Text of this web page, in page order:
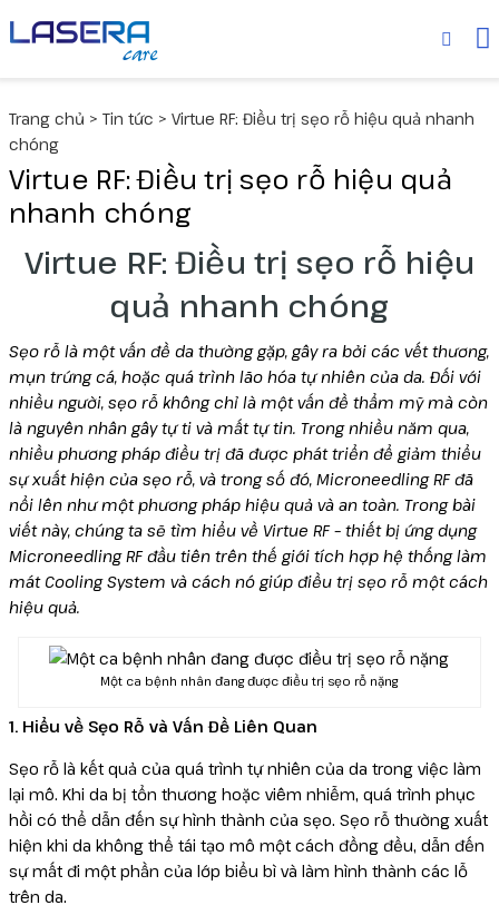
Trang chủ > Tin tức > Virtue RF: Điều trị sẹo rỗ hiệu quả nhanh
chóng
Virtue RF: Điều trị sẹo rỗ hiệu quả
nhanh chóng
Virtue RF: Điều trị sẹo rỗ hiệu
quả nhanh chóng
Sẹo rỗ là một vấn đề da thường gặp, gây ra bởi các vết thương,
mụn trứng cá, hoặc quá trình lão hóa tự nhiên của da. Đối với
nhiều người, sẹo rỗ không chỉ là một vấn đề thẩm mỹ mà còn
là nguyên nhân gây tự ti và mất tự tin. Trong nhiều năm qua,
nhiều phương pháp điều trị đã được phát triển để giảm thiểu
sự xuất hiện của sẹo rỗ, và trong số đó, Microneedling RF đã
nổi lên như một phương pháp hiệu quả và an toàn. Trong bài
viết này, chúng ta sẽ tìm hiểu về Virtue RF – thiết bị ứng dụng
Microneedling RF đầu tiên trên thế giới tích hợp hệ thống làm
mát Cooling System và cách nó giúp điều trị sẹo rỗ một cách
hiệu quả.
Một ca bệnh nhân đang được điều trị sẹo rỗ nặng
1. Hiểu về Sẹo Rỗ và Vấn Đề Liên Quan
Sẹo rỗ là kết quả của quá trình tự nhiên của da trong việc làm
lại mô. Khi da bị tổn thương hoặc viêm nhiễm, quá trình phục
hồi có thể dẫn đến sự hình thành của sẹo. Sẹo rỗ thường xuất
hiện khi da không thể tái tạo mô một cách đồng đều, dẫn đến
sự mất đi một phần của lớp biểu bì và làm hình thành các lỗ
trên da.
Deuxclair
Fotona
Liftera V
Wonder
UltraLUX PRO
Virtue RF
Reborn
Dược mỹ phẩm
Skinuva
Senté
Collagen